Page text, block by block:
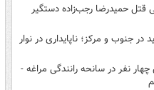
قتل حمیدرضا رجب‌زاده دستگیر
در جنوب و مرکز؛ ناپایداری در نوار
نفر در سانحه رانندگی مراغه -